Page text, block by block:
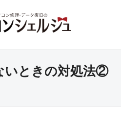
いときの対処法②